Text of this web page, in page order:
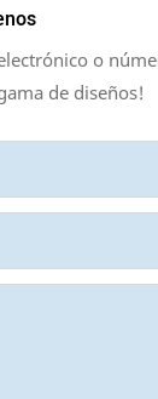
o
de diseños!